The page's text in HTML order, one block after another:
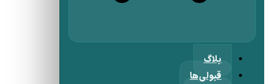
بلاگ
قبولی‌ها